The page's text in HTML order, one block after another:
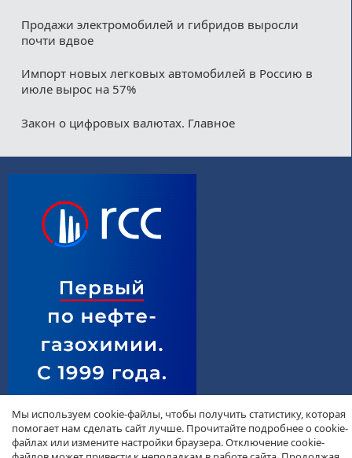
Продажи электромобилей и гибридов выросли
почти вдвое
Импорт новых легковых автомобилей в Россию в
июле вырос на 57%
Закон о цифровых валютах. Главное
Мы используем cookie-файлы, чтобы получить статистику, которая
помогает нам сделать сайт лучше. Прочитайте подробнее о cookie-
файлах или измените настройки браузера. Отключение cookie-